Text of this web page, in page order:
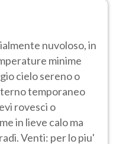
nuvoloso, in
minime
cielo sereno o
temporaneo
rovesci o
in lieve calo ma
Venti: per lo piu'